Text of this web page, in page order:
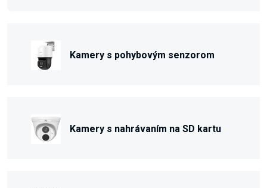
Kamery s pohybovým senzorom
Kamery s nahrávaním na SD kartu